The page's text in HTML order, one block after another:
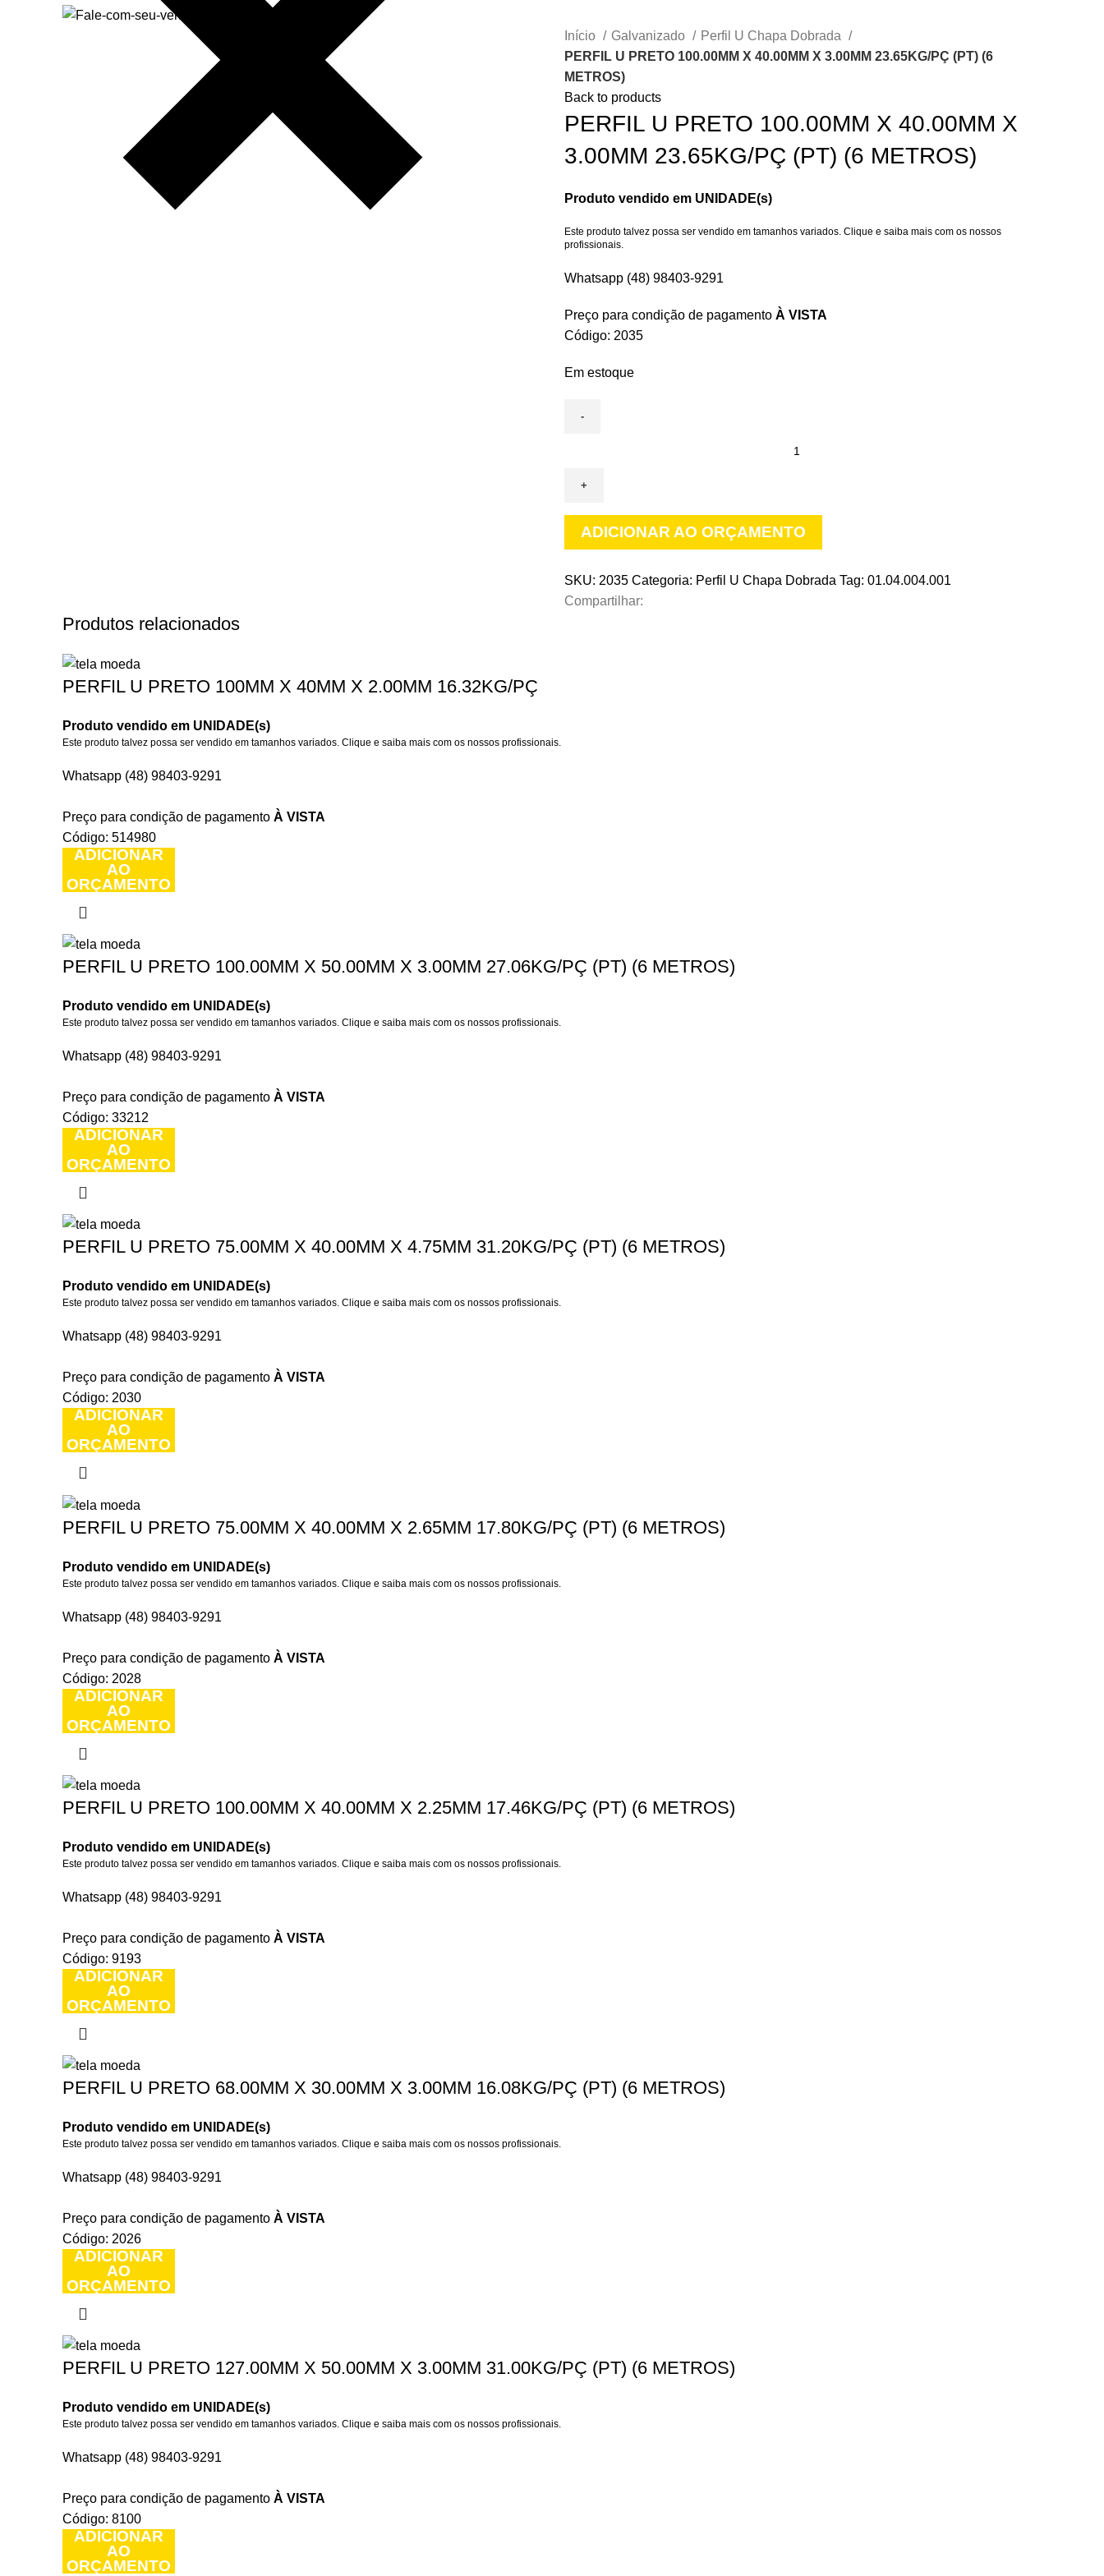
Início Galvanizado
Perfil U Chapa Dobrada
PERFIL U PRETO 100.00MM X 40.00MM X 3.00MM 23.65KG/PÇ (PT) (6
METROS)
Back to products
PERFIL U PRETO 100.00MM X 40.00MM X
3.00MM 23.65KG/PÇ (PT) (6 METROS)
Produto vendido em UNIDADE(s)
Este produto talvez possa ser vendido em tamanhos variados. Clique e saiba mais com os nossos
profissionais.
Whatsapp (48) 98403-9291
Preço para condição de pagamento À VISTA
Código: 2035
Em estoque
PRETO
40.00MM
3.00MM
23.65KG/PÇ
ADICIONAR AO ORÇAMENTO
SKU: 2035 Categoria: Perfil U Chapa Dobrada Tag: 01.04.004.001
Compartilhar:
Produtos relacionados
PERFIL U PRETO 100MM X 40MM X 2.00MM 16.32KG/PÇ
Produto vendido em UNIDADE(s)
Este produto talvez possa ser vendido em tamanhos variados. Clique e saiba mais com os nossos profissionais.
Whatsapp (48) 98403-9291
Preço para condição de pagamento À VISTA
Código: 514980
ADICIONAR
AO
ORÇAMENTO
PERFIL U PRETO 100.00MM X 50.00MM X 3.00MM 27.06KG/PÇ (PT) (6 METROS)
Produto vendido em UNIDADE(s)
Este produto talvez possa ser vendido em tamanhos variados. Clique e saiba mais com os nossos profissionais.
Whatsapp (48) 98403-9291
Preço para condição de pagamento À VISTA
Código: 33212
ADICIONAR
AO
ORÇAMENTO
PERFIL U PRETO 75.00MM X 40.00MM X 4.75MM 31.20KG/PÇ (PT) (6 METROS)
Produto vendido em UNIDADE(s)
Este produto talvez possa ser vendido em tamanhos variados. Clique e saiba mais com os nossos profissionais.
Whatsapp (48) 98403-9291
Preço para condição de pagamento À VISTA
Código: 2030
ADICIONAR
AO
ORÇAMENTO
PERFIL U PRETO 75.00MM X 40.00MM X 2.65MM 17.80KG/PÇ (PT) (6 METROS)
Produto vendido em UNIDADE(s)
Este produto talvez possa ser vendido em tamanhos variados. Clique e saiba mais com os nossos profissionais.
Whatsapp (48) 98403-9291
Preço para condição de pagamento À VISTA
Código: 2028
ADICIONAR
AO
ORÇAMENTO
PERFIL U PRETO 100.00MM X 40.00MM X 2.25MM 17.46KG/PÇ (PT) (6 METROS)
Produto vendido em UNIDADE(s)
Este produto talvez possa ser vendido em tamanhos variados. Clique e saiba mais com os nossos profissionais.
Whatsapp (48) 98403-9291
Preço para condição de pagamento À VISTA
Código: 9193
ADICIONAR
AO
ORÇAMENTO
PERFIL U PRETO 68.00MM X 30.00MM X 3.00MM 16.08KG/PÇ (PT) (6 METROS)
Produto vendido em UNIDADE(s)
Este produto talvez possa ser vendido em tamanhos variados. Clique e saiba mais com os nossos profissionais.
Whatsapp (48) 98403-9291
Preço para condição de pagamento À VISTA
Código: 2026
ADICIONAR
AO
ORÇAMENTO
PERFIL U PRETO 127.00MM X 50.00MM X 3.00MM 31.00KG/PÇ (PT) (6 METROS)
Produto vendido em UNIDADE(s)
Este produto talvez possa ser vendido em tamanhos variados. Clique e saiba mais com os nossos profissionais.
Whatsapp (48) 98403-9291
Preço para condição de pagamento À VISTA
Código: 8100
ADICIONAR
AO
ORÇAMENTO